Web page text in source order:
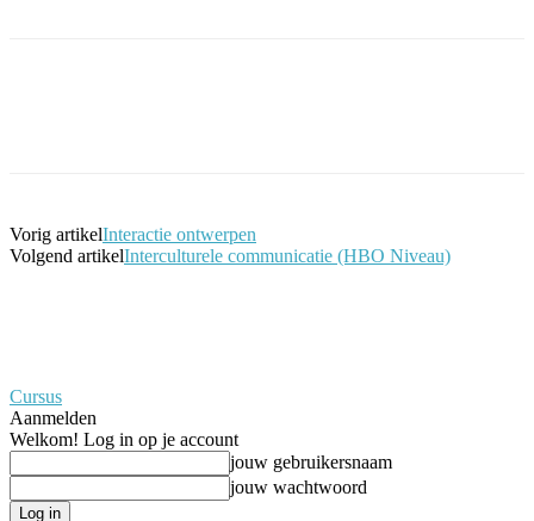
Vorig artikelInteractie ontwerpen
Volgend artikelInterculturele communicatie (HBO Niveau)
Cursus
Aanmelden
Welkom! Log in op je account
jouw gebruikersnaam
jouw wachtwoord